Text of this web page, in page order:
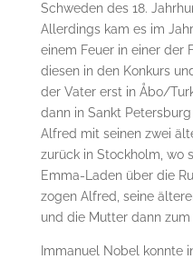
Schweden des 18.
Allerdings kam es im
einem Feuer in einer der
diesen in den Konkurs
der Vater erst in Åbo/
dann in Sankt
Alfred mit seinen zwei
zurück in Stockholm, wo
Emma-Laden über die
zogen Alfred, seine
und die Mutter dann
Immanuel Nobel konnte